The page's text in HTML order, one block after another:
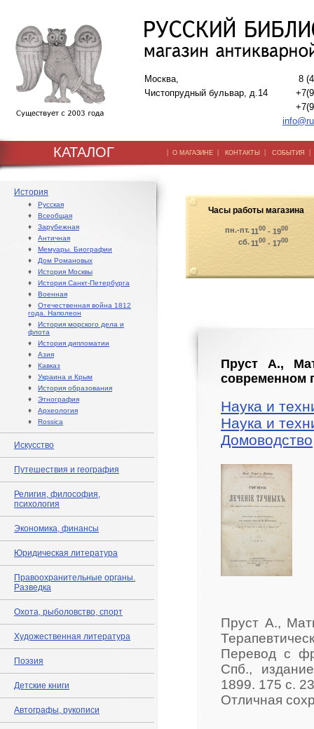
Москва,
Чистопрудный бульвар, д.14
8
КАТАЛОГ | О МАГАЗИНЕ | КОНТАКТЫ | СОБЫТИЯ
История
♦ Русская
♦ Всеобщая
♦ Зарубежная
♦ Античная
♦ Мемуары. Биографии
♦ Дом Романовых
♦ История Москвы
♦ История Санкт-Петербурга
♦ Военная
♦ Отечественная война 1812
года. Наполеон
♦ История морского дела и
флота
♦ История дипломатии
♦ Азия
♦ Кавказ
♦ Украина и Крым
♦ История образования
♦ Этнография
♦ Археология
♦ Rossica
Искусство
Путешествия и география
Религия, философия,
психология
Экономика, финансы
Юридическая литература
Правоохранительные органы.
Разведка
Охота, рыболовство, спорт
Художественная литература
Поэзия
Детские книги
Автографы, рукописи
Часы работы магазина
пн.-пт.1100 - 1900
сб.1100 - 1700
Пруст А.,
современном
Наука и
Наука и
Пруст А.,
Перевод с
Спб.,
1899. 175 с.
Отличная